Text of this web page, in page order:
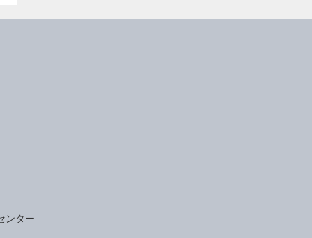
ンター